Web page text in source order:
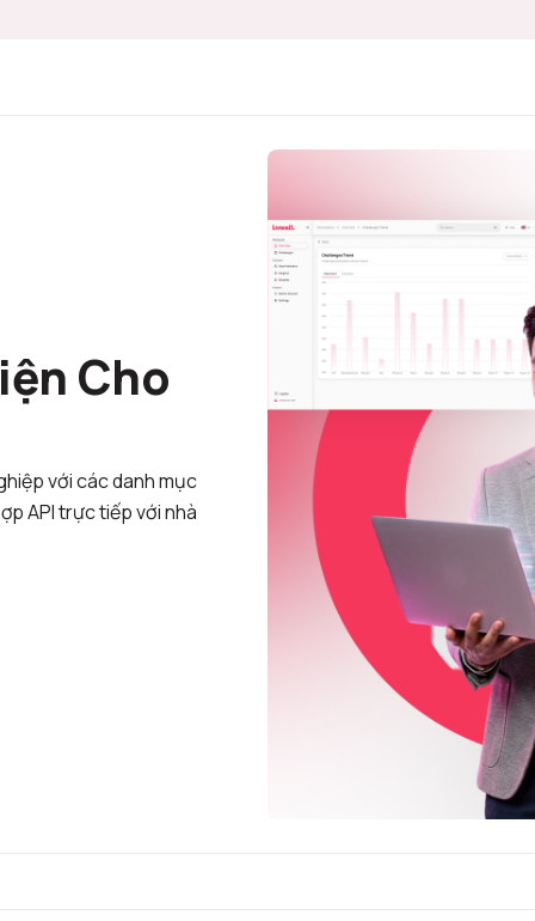
Cho
với các danh mục
API trực tiếp với nhà